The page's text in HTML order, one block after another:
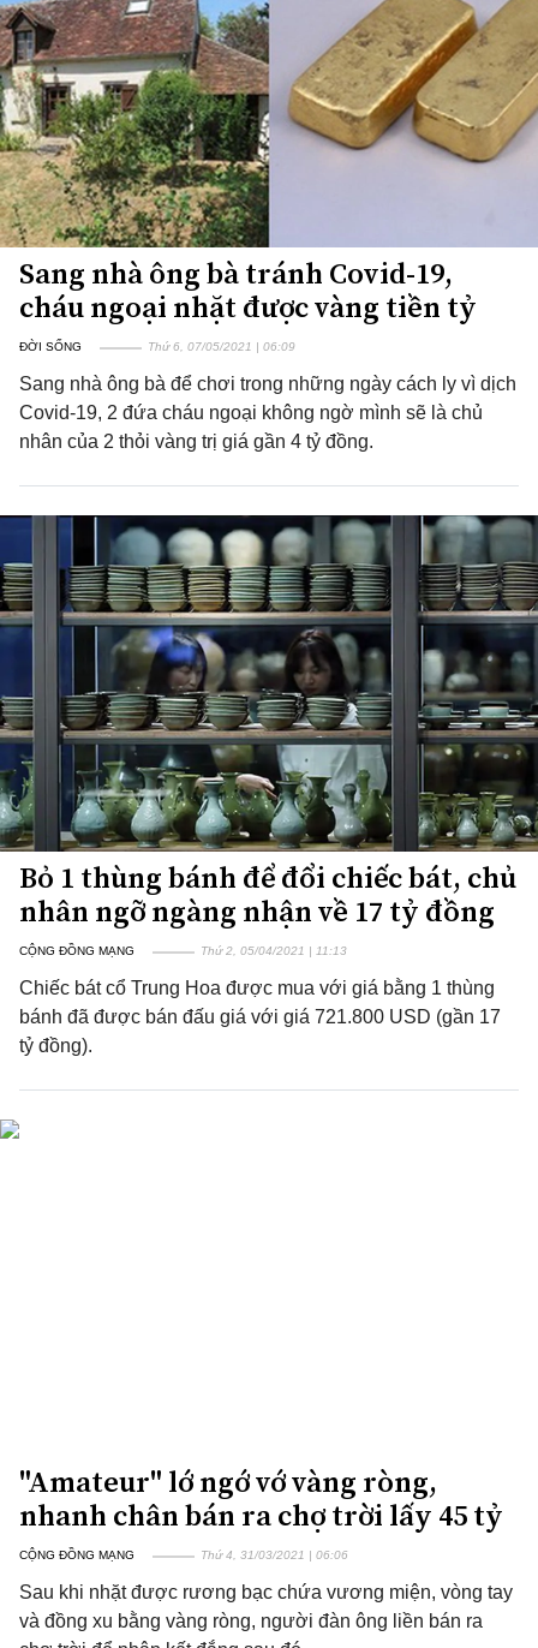
Sang nhà ông bà tránh Covid-19,
cháu ngoại nhặt được vàng tiền tỷ
ĐỜI SỐNG Thứ 6, 07/05/2021 | 06:09
Sang nhà ông bà để chơi trong những ngày cách ly vì dịch
Covid-19, 2 đứa cháu ngoại không ngờ mình sẽ là chủ
nhân của 2 thỏi vàng trị giá gần 4 tỷ đồng.
Bỏ 1 thùng bánh để đổi chiếc bát, chủ
nhân ngỡ ngàng nhận về 17 tỷ đồng
CỘNG ĐỒNG MẠNG Thứ 2, 05/04/2021 | 11:13
Chiếc bát cổ Trung Hoa được mua với giá bằng 1 thùng
bánh đã được bán đấu giá với giá 721.800 USD (gần 17
tỷ đồng).
"Amateur" lớ ngớ vớ vàng ròng,
nhanh chân bán ra chợ trời lấy 45 tỷ
CỘNG ĐỒNG MẠNG Thứ 4, 31/03/2021 | 06:06
Sau khi nhặt được rương bạc chứa vương miện, vòng tay
và đồng xu bằng vàng ròng, người đàn ông liền bán ra